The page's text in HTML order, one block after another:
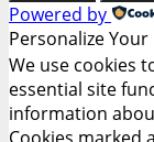
Powered by
Personalize
We use cookies
essential site
information